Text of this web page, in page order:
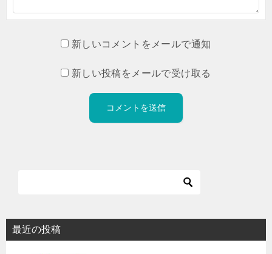
新しいコメントをメールで通知
新しい投稿をメールで受け取る
最近の投稿